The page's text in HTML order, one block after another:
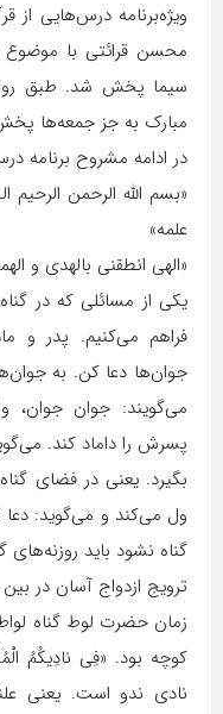
ویژه‌برنامه درس‌هایی از
محسن قرائتی با موضوع
سیما پخش شد. طبق روال
مبارک به جز جمعه‌ها
در ادامه مشروح برنامه
«بسم الله الرحمن الرحیم
علمه»
«الهی انطقنی بالهدی و
یکی از مسائلی که در
فراهم می‌کنیم. پدر و
جوان‌ها دعا کن. به
می‌گویند: جوان جوان،
پسرش را داماد کند.
بگیرد. یعنی در فضای
ول می‌کند و می‌گوید: دعا
گناه نشود باید روزنه‌های
ترویج ازدواج آسان در
زمان حضرت لوط گناه
نادی ندو است. یعنی